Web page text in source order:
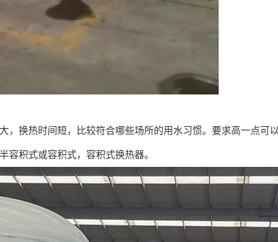
，换热时间短，比较符合哪些场所的用水习惯。要求高一点可
容积式或容积式，容积式换热器。